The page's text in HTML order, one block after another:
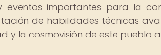
eventos importantes para la
de habilidades técnicas
y la cosmovisión de este pueblo